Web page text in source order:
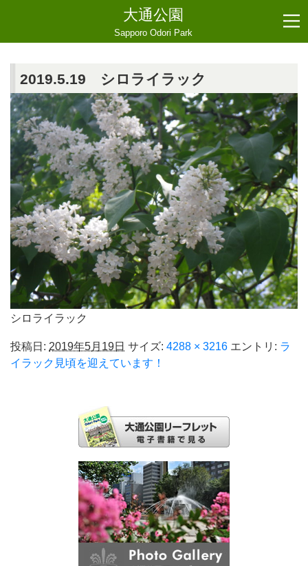
大通公園
Sapporo Odori Park
2019.5.19 シロライラック
シロライラック
投稿日: 2019年5月19日 サイズ: 4288 × 3216 エントリ: ラ
イラック見頃を迎えています！